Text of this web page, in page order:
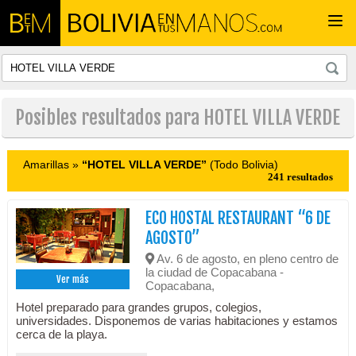
Posibles resultados para HOTEL VILLA VERDE
Amarillas » “HOTEL VILLA VERDE” (Todo Bolivia)
241 resultados
Ver más
ECO HOSTAL RESTAURANT “6 DE
AGOSTO”
Av. 6 de agosto, en pleno centro de
la ciudad de Copacabana -
Copacabana,
Hotel preparado para grandes grupos, colegios,
universidades. Disponemos de varias habitaciones y estamos
cerca de la playa.